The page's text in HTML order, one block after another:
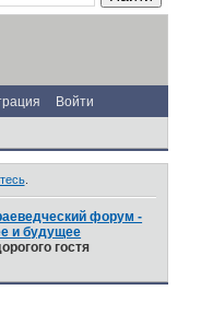
Войти
.
форум -
и будущее
гостя